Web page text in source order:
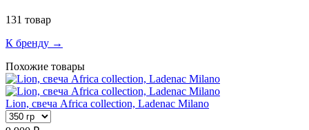
131 товар
К бренду →
Похожие товары
Lion, свеча Africa collection, Ladenac Milano